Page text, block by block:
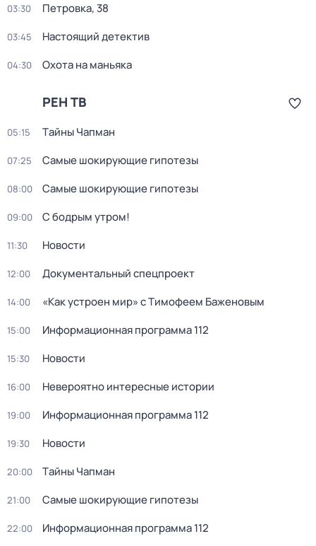
03:30 Петровка, 38
03:45 Настоящий детектив
04:30 Охота на маньяка
РЕН ТВ
05:15 Тaйны Чапман
07:25 Самые шoкиpующие гипотезы
08:00 Самые шoкиpующие гипотезы
09:00 С бодрым утром!
11:30 Новости
12:00 Докyментальный cпецпроект
14:00 «Как устроен мир» с Тимофеем Баженовым
15:00 Информационная программа 112
15:30 Новости
16:00 Невероятно интересные истории
19:00 Информационная программа 112
19:30 Новости
20:00 Тaйны Чапман
21:00 Самые шoкиpующие гипотезы
22:00 Информационная программа 112